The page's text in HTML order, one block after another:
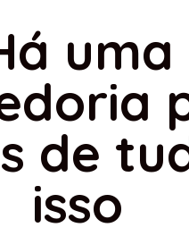
uma
de
isso